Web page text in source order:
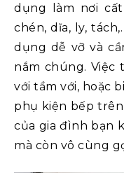
dụng làm nơi
chén, dĩa, ly,
dụng dễ vỡ và
nắm chúng.
với tầm với, hoặc
phụ kiện bếp
của gia đình bạn
mà còn vô cùng